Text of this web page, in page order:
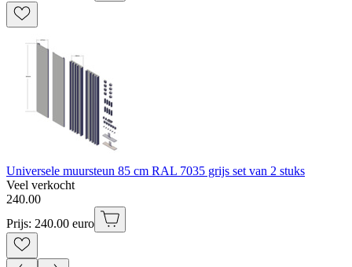
Universele muursteun 85 cm RAL 7035 grijs set van 2 stuks
Veel verkocht
240.00
Prijs: 240.00 euro